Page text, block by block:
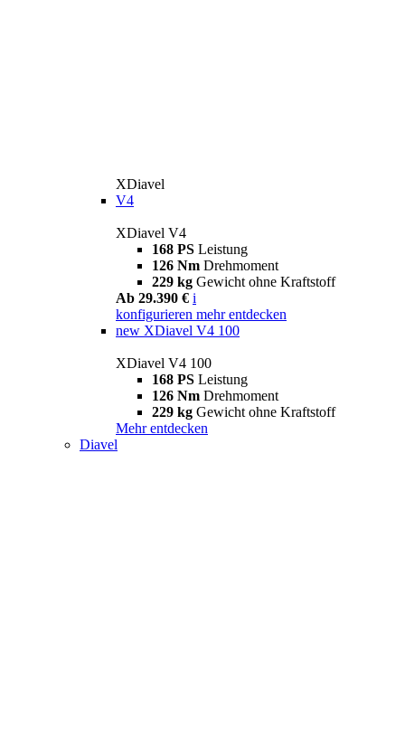
XDiavel
V4
XDiavel V4
168 PS Leistung
126 Nm Drehmoment
229 kg Gewicht ohne Kraftstoff
Ab 29.390 € i
konfigurieren mehr entdecken
new XDiavel V4 100
XDiavel V4 100
168 PS Leistung
126 Nm Drehmoment
229 kg Gewicht ohne Kraftstoff
Mehr entdecken
Diavel